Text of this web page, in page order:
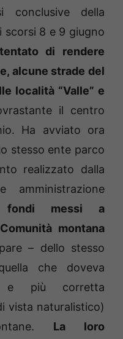
conclusive della
scorsi 8 e 9 giugno
di rendere
alcune strade del
località “Valle” e
il centro
Ha avviato ora
stesso ente parco
realizzato dalla
amministrazione
fondi messi a
montana
– dello stesso
che doveva
e più corretta
vista naturalistico)
La loro